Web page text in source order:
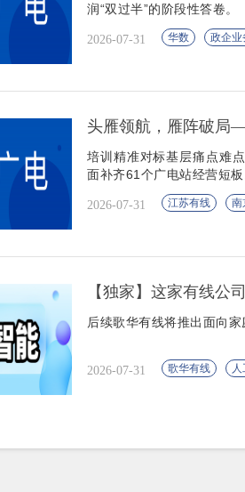
润“双过半”的阶段性答卷。
2026-07-31 华数 政企业
头雁领航，雁阵破局
培训精准对标基层痛点难
面补齐61个广电站经营短板
2026-07-31 江苏有线 南
【独家】这家有线公
后续歌华有线将推出面向家
2026-07-31 歌华有线